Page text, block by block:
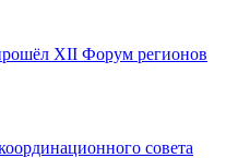
XII Форум регионов
совета